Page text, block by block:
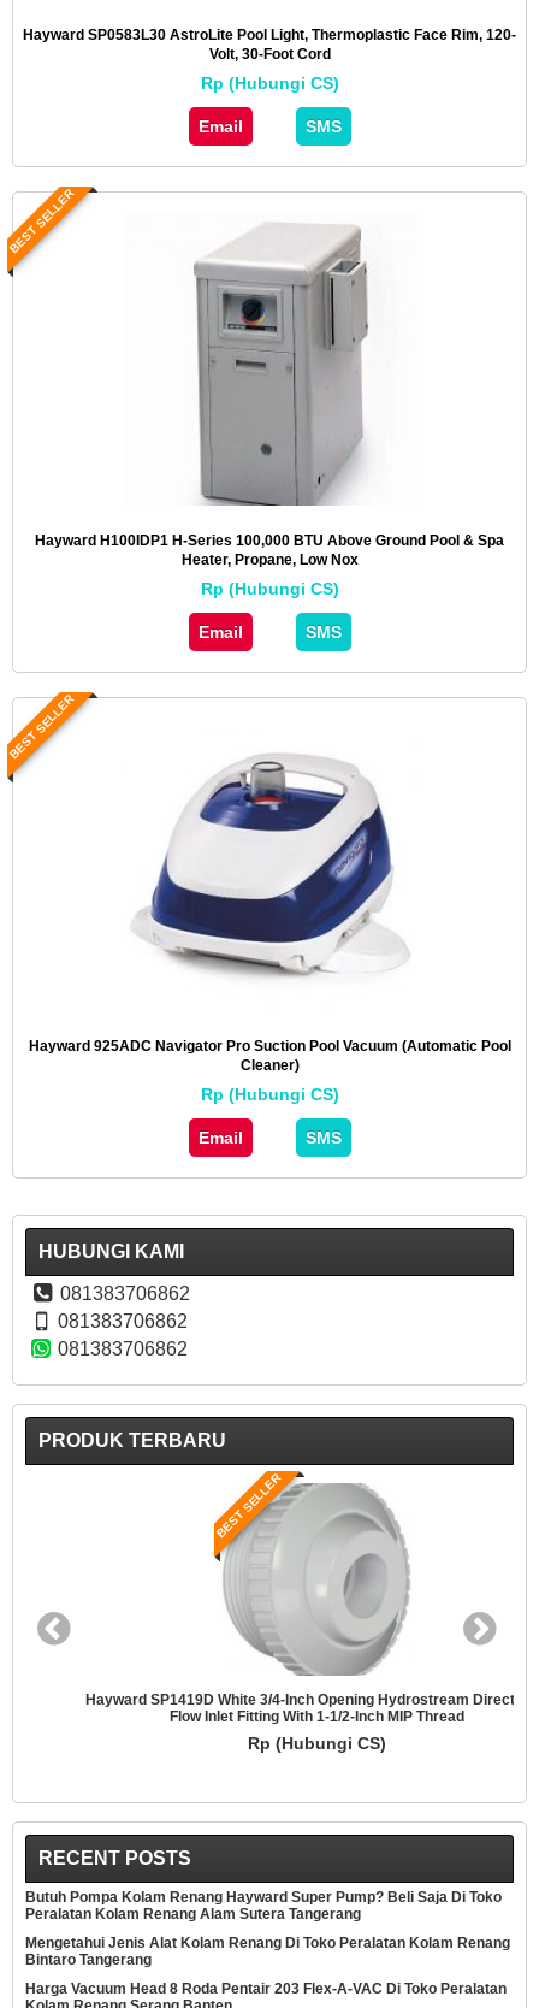
Hayward SP0583L30 AstroLite Pool Light, Thermoplastic Face Rim, 120-
Volt, 30-Foot Cord
Rp (Hubungi CS)
Email SMS
BEST SELLER
Hayward H100IDP1 H-Series 100,000 BTU Above Ground Pool & Spa
Heater, Propane, Low Nox
Rp (Hubungi CS)
Email SMS
BEST SELLER
Hayward 925ADC Navigator Pro Suction Pool Vacuum (Automatic Pool
Cleaner)
Rp (Hubungi CS)
Email SMS
HUBUNGI KAMI
081383706862
081383706862
081383706862
PRODUK TERBARU
BEST SELLER
Hayward SP1419D White 3/4-Inch Opening Hydrostream Directional
Flow Inlet Fitting With 1-1/2-Inch MIP Thread
Rp (Hubungi CS)
RECENT POSTS
Butuh Pompa Kolam Renang Hayward Super Pump? Beli Saja Di Toko
Peralatan Kolam Renang Alam Sutera Tangerang
Mengetahui Jenis Alat Kolam Renang Di Toko Peralatan Kolam Renang
Bintaro Tangerang
Harga Vacuum Head 8 Roda Pentair 203 Flex-A-VAC Di Toko Peralatan